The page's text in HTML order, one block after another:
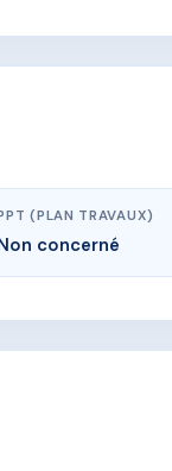
(PLAN TRAVAUX)
concerné